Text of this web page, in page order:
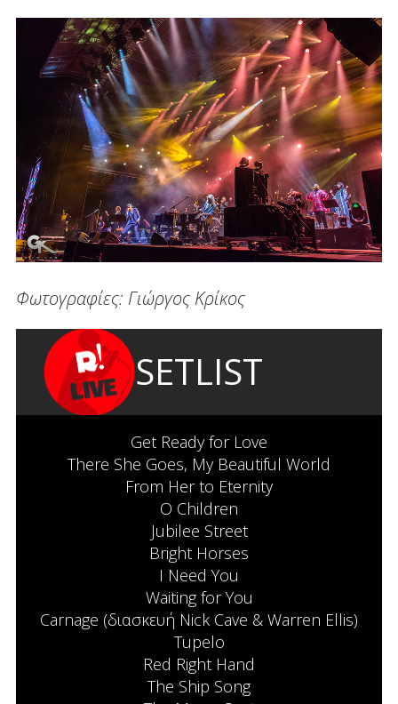
Φωτογραφίες: Γιώργος Κρίκος
SETLIST
Get Ready for Love
There She Goes, My Beautiful World
From Her to Eternity
O Children
Jubilee Street
Bright Horses
I Need You
Waiting for You
Carnage (διασκευή Nick Cave & Warren Ellis)
Tupelo
Red Right Hand
The Ship Song